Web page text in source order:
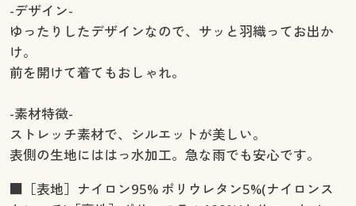
-デザイン-
ゆったりしたデザインなので、サッと羽織ってお出か
け。
前を開けて着てもおしゃれ。
-素材特徴-
ストレッチ素材で、シルエットが美しい。
表側の生地にははっ水加工。急な雨でも安心です。
■［表地］ナイロン95% ポリウレタン5%(ナイロンス